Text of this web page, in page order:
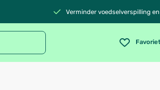
Verminder voedselverspilling en